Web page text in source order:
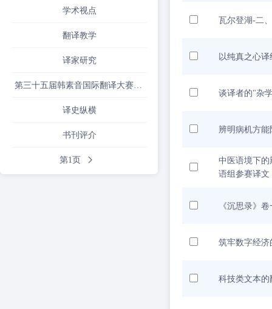
学术视点
翻译教学
译家研究
第三十五届韩素音国际翻译大赛揭晓
译史纵横
书刊评介
第1页
瓦尔登湖-二
以纯真之心
谈译者的"杂
辨明病机方能
中医语境下
语组参赛译文
《沉思录》
筑牢数字经
科技类文本的